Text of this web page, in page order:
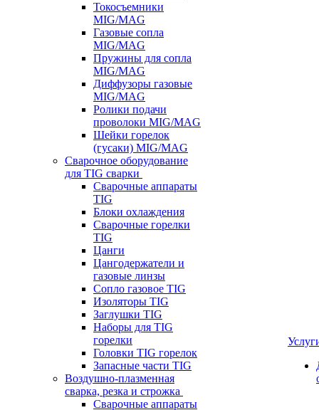
Токосъемники
MIG/MAG
Газовые сопла
MIG/MAG
Пружины для сопла
MIG/MAG
Диффузоры газовые
MIG/MAG
Ролики подачи
проволоки MIG/MAG
Шейки горелок
(гусаки) MIG/MAG
Сварочное оборудование
для TIG сварки
Сварочные аппараты
TIG
Блоки охлаждения
Сварочные горелки
TIG
Цанги
Цангодержатели и
газовые линзы
Сопло газовое TIG
Изоляторы TIG
Заглушки TIG
Наборы для TIG
горелки
Головки TIG горелок
Запасные части TIG
Воздушно-плазменная
сварка, резка и строжка
Сварочные аппараты